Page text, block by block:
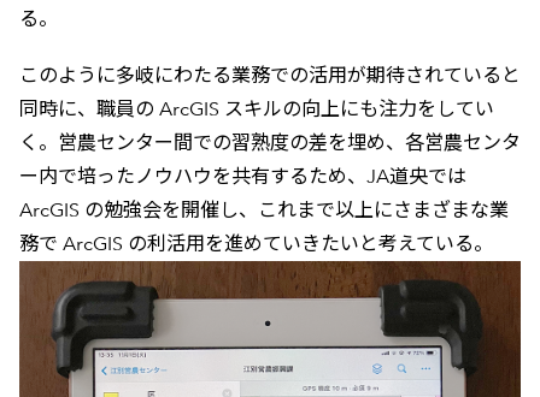
る。
このように多岐にわたる業務での活用が期待されていると
同時に、職員の ArcGIS スキルの向上にも注力をしてい
く。営農センター間での習熟度の差を埋め、各営農センタ
ー内で培ったノウハウを共有するため、JA道央では
ArcGIS の勉強会を開催し、これまで以上にさまざまな業
務で ArcGIS の利活用を進めていきたいと考えている。